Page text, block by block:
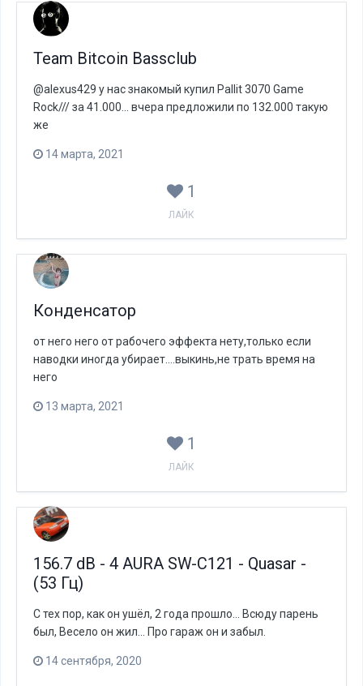
Team Bitcoin Bassclub
@alexus429 у нас знакомый купил Pallit 3070 Game
Rock/// за 41.000... вчера предложили по 132.000 такую
же
14 марта, 2021
1
ЛАЙК
Конденсатор
от него него от рабочего эффекта нету,только если
наводки иногда убирает....выкинь,не трать время на
него
13 марта, 2021
1
ЛАЙК
156.7 dB - 4 AURA SW-C121 - Quasar -
(53 Гц)
С тех пор, как он ушёл, 2 года прошло... Всюду парень
был, Весело он жил... Про гараж он и забыл.
14 сентября, 2020